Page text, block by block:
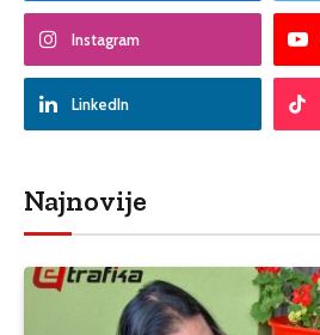
Instagram
LinkedIn
Najnovije